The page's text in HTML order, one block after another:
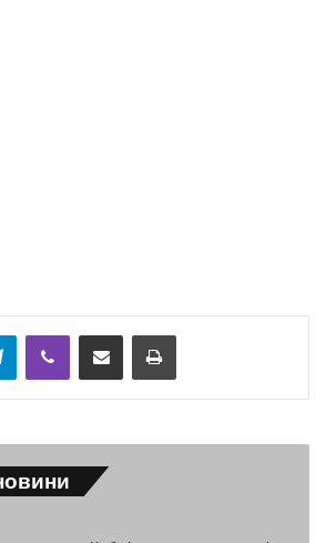
TelegramViber Надіслати електронною поштоюНадрукувати